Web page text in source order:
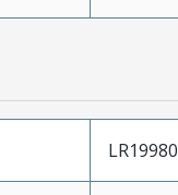
LR19980